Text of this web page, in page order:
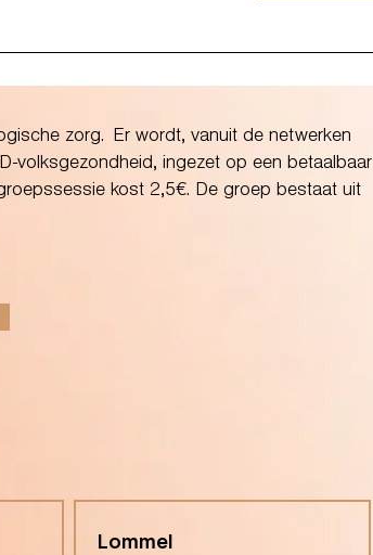
zorg. Er wordt, vanuit de netwerken
volksgezondheid, ingezet op een betaalbaar
kost 2,5€. De groep bestaat uit
Lommel